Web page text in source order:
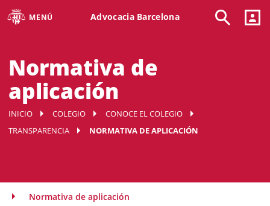
MENÚ Advocacia Barcelona
Normativa de
aplicación
INICIO COLEGIO
CONOCE EL COLEGIO
TRANSPARENCIA
NORMATIVA DE APLICACIÓN
Normativa de aplicación